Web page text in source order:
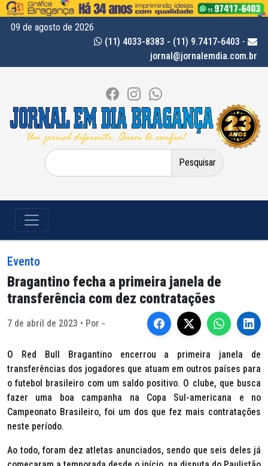
09 de agosto de 2026
(11) 4033-8383 - (11) 9.7417-6403 -
jornal@jornalemdia.com.br
Pesquisar
por:
Evento
Bragantino fecha a primeira janela de
transferência com dez contratações
7 de abril de 2023 • Por -
O Red Bull Bragantino encerrou a primeira janela de
transferências dos jogadores que atuam em outros países para
o futebol brasileiro com um saldo positivo. O clube, que busca
fazer uma boa campanha na Copa Sul-americana e no
Campeonato Brasileiro, foi um dos que fez mais contratações
neste período.
Ao todo, foram dez atletas anunciados, sendo que seis deles já